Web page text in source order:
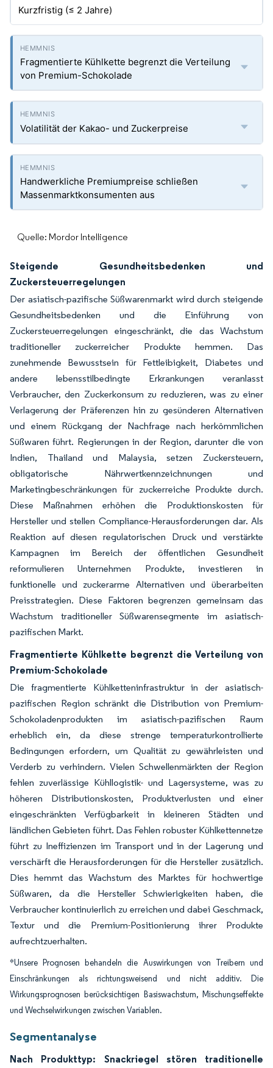
Kurzfristig (≤ 2 Jahre)
Fragmentierte Kühlkette begrenzt die Verteilung
von Premium-Schokolade
Volatilität der Kakao- und Zuckerpreise
Handwerkliche Premiumpreise schließen
Massenmarktkonsumenten aus
Quelle: Mordor Intelligence
Steigende Gesundheitsbedenken und
Zuckersteuerregelungen
Der asiatisch-pazifische Süßwarenmarkt wird durch steigende
Gesundheitsbedenken und die Einführung von
Zuckersteuerregelungen eingeschränkt, die das Wachstum
traditioneller zuckerreicher Produkte hemmen. Das
zunehmende Bewusstsein für Fettleibigkeit, Diabetes und
andere lebensstilbedingte Erkrankungen veranlasst
Verbraucher, den Zuckerkonsum zu reduzieren, was zu einer
Verlagerung der Präferenzen hin zu gesünderen Alternativen
und einem Rückgang der Nachfrage nach herkömmlichen
Süßwaren führt. Regierungen in der Region, darunter die von
Indien, Thailand und Malaysia, setzen Zuckersteuern,
obligatorische Nährwertkennzeichnungen und
Marketingbeschränkungen für zuckerreiche Produkte durch.
Diese Maßnahmen erhöhen die Produktionskosten für
Hersteller und stellen Compliance-Herausforderungen dar. Als
Reaktion auf diesen regulatorischen Druck und verstärkte
Kampagnen im Bereich der öffentlichen Gesundheit
reformulieren Unternehmen Produkte, investieren in
funktionelle und zuckerarme Alternativen und überarbeiten
Preisstrategien. Diese Faktoren begrenzen gemeinsam das
Wachstum traditioneller Süßwarensegmente im asiatisch-
pazifischen Markt.
Fragmentierte Kühlkette begrenzt die Verteilung von
Premium-Schokolade
Die fragmentierte Kühlketteninfrastruktur in der asiatisch-
pazifischen Region schränkt die Distribution von Premium-
Schokoladenprodukten im asiatisch-pazifischen Raum
erheblich ein, da diese strenge temperaturkontrollierte
Bedingungen erfordern, um Qualität zu gewährleisten und
Verderb zu verhindern. Vielen Schwellenmärkten der Region
fehlen zuverlässige Kühllogistik- und Lagersysteme, was zu
höheren Distributionskosten, Produktverlusten und einer
eingeschränkten Verfügbarkeit in kleineren Städten und
ländlichen Gebieten führt. Das Fehlen robuster Kühlkettennetze
führt zu Ineffizienzen im Transport und in der Lagerung und
verschärft die Herausforderungen für die Hersteller zusätzlich.
Dies hemmt das Wachstum des Marktes für hochwertige
Süßwaren, da die Hersteller Schwierigkeiten haben, die
Verbraucher kontinuierlich zu erreichen und dabei Geschmack,
Textur und die Premium-Positionierung ihrer Produkte
aufrechtzuerhalten.
*Unsere Prognosen behandeln die Auswirkungen von Treibern und
Einschränkungen als richtungsweisend und nicht additiv. Die
Wirkungsprognosen berücksichtigen Basiswachstum, Mischungseffekte
und Wechselwirkungen zwischen Variablen.
Segmentanalyse
Nach Produkttyp: Snackriegel stören traditionelle